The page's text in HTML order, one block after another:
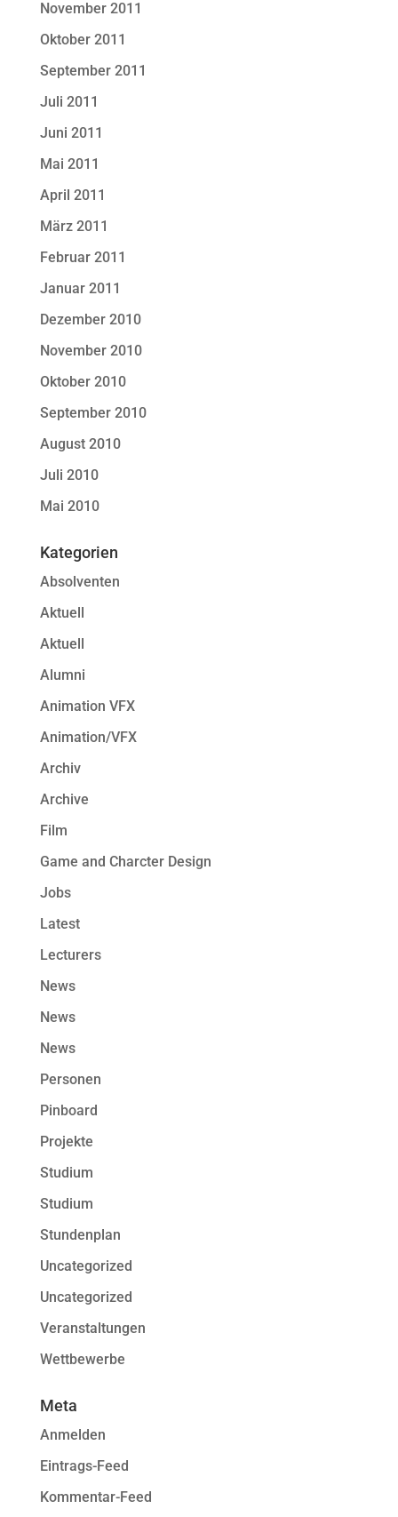
November 2011
Oktober 2011
September 2011
Juli 2011
Juni 2011
Mai 2011
April 2011
März 2011
Februar 2011
Januar 2011
Dezember 2010
November 2010
Oktober 2010
September 2010
August 2010
Juli 2010
Mai 2010
Kategorien
Absolventen
Aktuell
Aktuell
Alumni
Animation VFX
Animation/VFX
Archiv
Archive
Film
Game and Charcter Design
Jobs
Latest
Lecturers
News
News
News
Personen
Pinboard
Projekte
Studium
Studium
Stundenplan
Uncategorized
Uncategorized
Veranstaltungen
Wettbewerbe
Meta
Anmelden
Eintrags-Feed
Kommentar-Feed